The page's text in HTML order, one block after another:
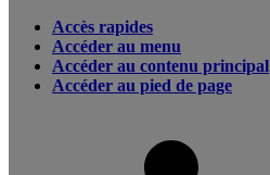
Accès rapides
Accéder au menu
Accéder au contenu principal
Accéder au pied de page